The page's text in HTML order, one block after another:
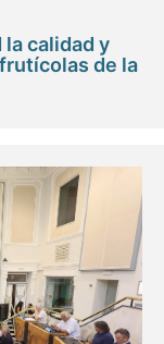
calidad y
de la